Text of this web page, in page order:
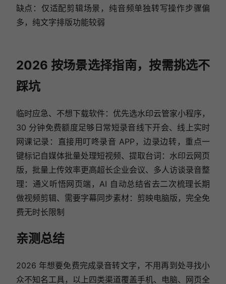
缺点：仅适配剪辑场景，纯音频单独转写操作步骤偏
多，纯文字排版功能较弱
2026 按场景选择指南，按需挑选不
踩坑
临时应急、不想下载软件：优先选水印云管家小程序，
30 分钟免费额度足够日常短录音线下开会、线上实时
网课记录：直接用叮咚录音 APP，边录边转，重点一
键标记自媒体批量处理短视频、提取台词：水印云网页
版，批量上传效率更高超长企业会议、多人访谈录音整
理：通义听悟网页端，AI 自动总结省去二次梳理长期
做视频剪辑、需要字幕同步素材：剪映电脑版，完全免
费无时长限制
亲测总结
2026 年想要免费完成录音转文字，不用再到处寻找小
众不知名工具，以上四类渠道覆盖手机、电脑、网页全